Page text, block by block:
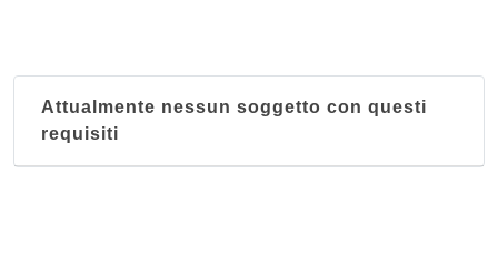
Attualmente nessun soggetto con questi
requisiti